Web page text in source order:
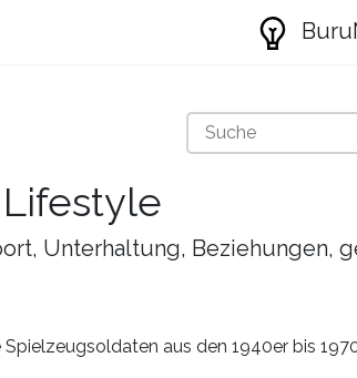
Unterhaltung, Beziehungen,
Spielzeugsoldaten aus den 1940er bis